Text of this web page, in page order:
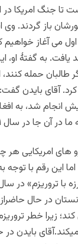
تا جنگ امریکا در
باز گردند.
خواهد یافت. به گفتۀ
طالبان حمله
آقای بایدن
شد، به
در سال ۲۰۲۱ نیز بمانیم.»
این رقم با توجه
در حال
زیرا خطر
بایدن در